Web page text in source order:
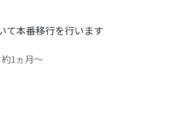
て本番移行を行います
約1ヵ月～